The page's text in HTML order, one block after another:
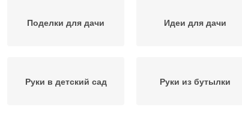
Поделки для дачи Идеи для дачи
Руки в детский сад Руки из бутылки